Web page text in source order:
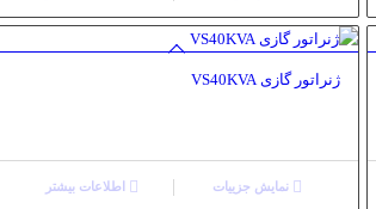
ژنراتور گازی VS40KVA
اطلاعات بیشتر نمایش جزییات